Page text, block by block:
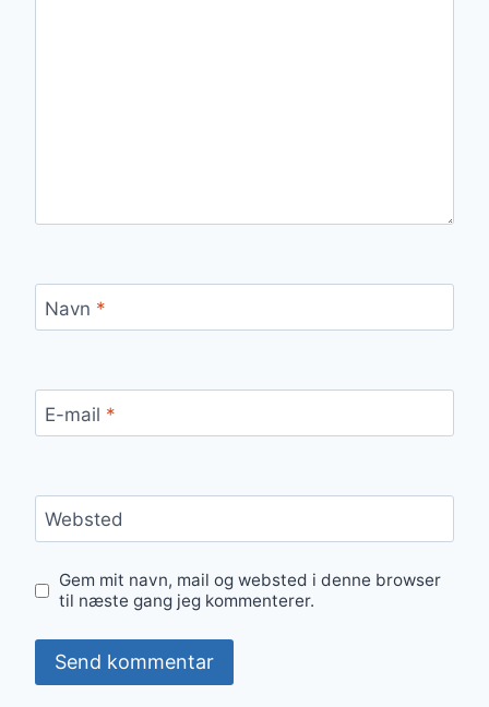
Navn *
E-mail *
Websted
Gem mit navn, mail og websted i denne browser
til næste gang jeg kommenterer.